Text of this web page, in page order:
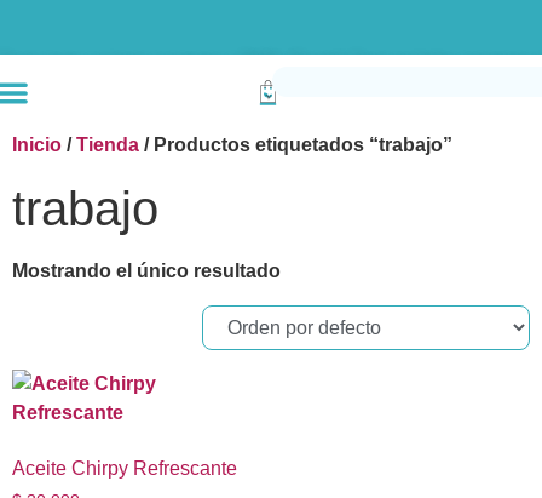
Inicio /Tienda / Productos etiquetados “trabajo”
trabajo
Mostrando el único resultado
Aceite Chirpy Refrescante